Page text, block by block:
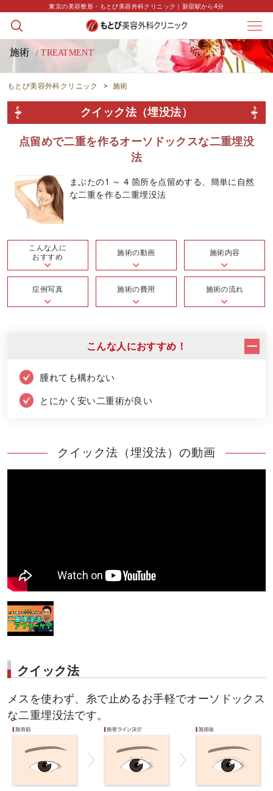
東京の美容整形・もとび美容外科クリニック｜新宿駅から4分
施術 / TREATMENT
もとび美容外科クリニック > 施術
クイック法（埋没法）
点留めで二重を作るオーソドックスな二重埋没
法
まぶたの1 ～ 4 箇所を点留めする、簡単に自然
な二重を作る二重埋没法
こんな人に
おすすめ
施術の動画 施術内容
症例写真 施術の費用 施術の流れ
こんな人におすすめ！
腫れても構わない
とにかく安い二重術が良い
クイック法（埋没法）の動画
クイック法
メスを使わず、糸で止めるお手軽でオーソドックス
な二重埋没法です。